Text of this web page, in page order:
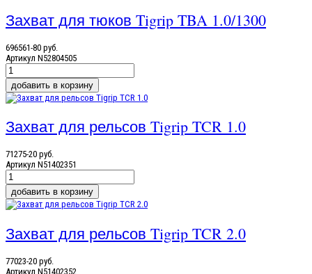
Захват для тюков Tigrip TBA 1.0/1300
696561-80 руб.
Артикул N52804505
Захват для рельсов Tigrip TCR 1.0
71275-20 руб.
Артикул N51402351
Захват для рельсов Tigrip TCR 2.0
77023-20 руб.
Артикул N51402352